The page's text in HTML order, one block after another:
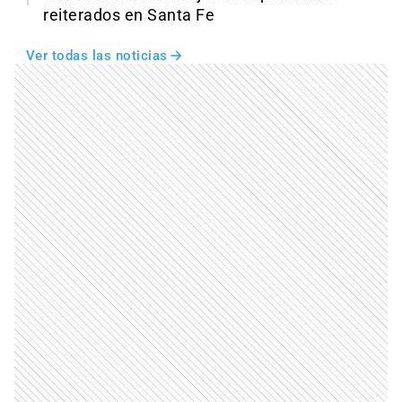
reiterados en Santa Fe
Ver todas las noticias